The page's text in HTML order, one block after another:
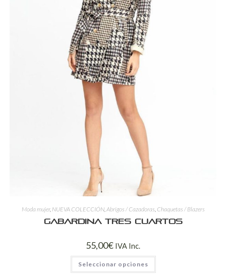
Moda mujer, NUEVA COLECCIÓN,Abrigos / Cazadoras, Chaquetas / Blazers
Gabardina Tres Cuartos
55,00€ IVA Inc.
Seleccionar opciones